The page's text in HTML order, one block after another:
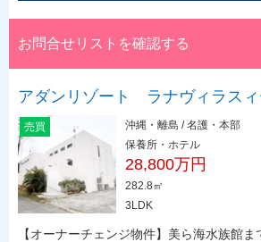
お問合せリストを確認する
アダンリゾート ラナヴィラスィ
売買
沖縄・離島 / 名護・本部
保養所・ホテル
28,800万円
282.8㎡
3LDK
【オーナーチェンジ物件】美ら海水族館